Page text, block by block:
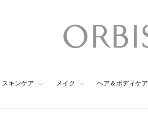
スキンケア メイク ヘア＆ボディケア